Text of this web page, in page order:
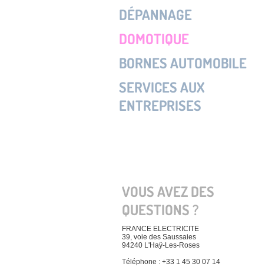
DÉPANNAGE
DOMOTIQUE
BORNES AUTOMOBILE
SERVICES AUX
ENTREPRISES
VOUS AVEZ DES
QUESTIONS ?
FRANCE ELECTRICITE
39, voie des Saussaies
94240 L'Haÿ-Les-Roses
Téléphone : +33 1 45 30 07 14